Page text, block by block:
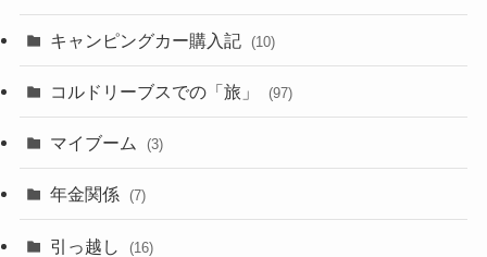
キャンピングカー購入記 (10)
コルドリーブスでの「旅」 (97)
マイブーム (3)
年金関係 (7)
引っ越し (16)